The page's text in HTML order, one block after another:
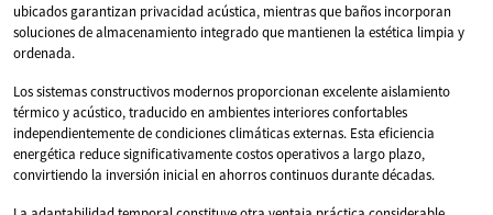
ubicados garantizan privacidad acústica, mientras que baños incorporan
soluciones de almacenamiento integrado que mantienen la estética limpia y
ordenada.
Los sistemas constructivos modernos proporcionan excelente aislamiento
térmico y acústico, traducido en ambientes interiores confortables
independientemente de condiciones climáticas externas. Esta eficiencia
energética reduce significativamente costos operativos a largo plazo,
convirtiendo la inversión inicial en ahorros continuos durante décadas.